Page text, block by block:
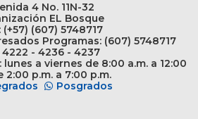
4 No. 11N-32
EL Bosque
(+57) (607) 5748717
Programas: (607) 5748717
4222 - 4236 - 4237
a viernes de 8:00 a.m. a 12:00
2:00 p.m. a 7:00 p.m.
Posgrados